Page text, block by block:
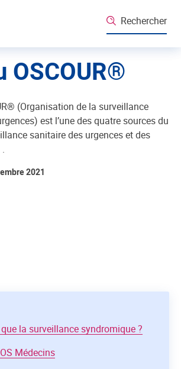
Rechercher
OSCOUR®
(Organisation de la surveillance
est l’une des quatre sources du
sanitaire des urgences et des
2021
la surveillance syndromique ?
Médecins